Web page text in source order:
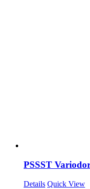
PSSST
Details Quick View